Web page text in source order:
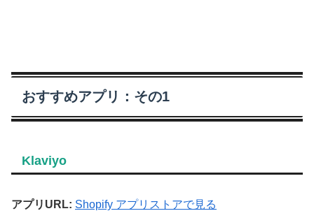
おすすめアプリ：その1
Klaviyo
アプリURL: Shopify アプリストアで見る